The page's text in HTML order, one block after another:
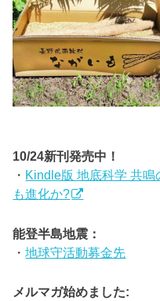
10/24新刊発売中！
・ Kindle版 地底科学 共鳴
も進化か?
能登半島地震：
・地球守活動募金先
メルマガ始めました: